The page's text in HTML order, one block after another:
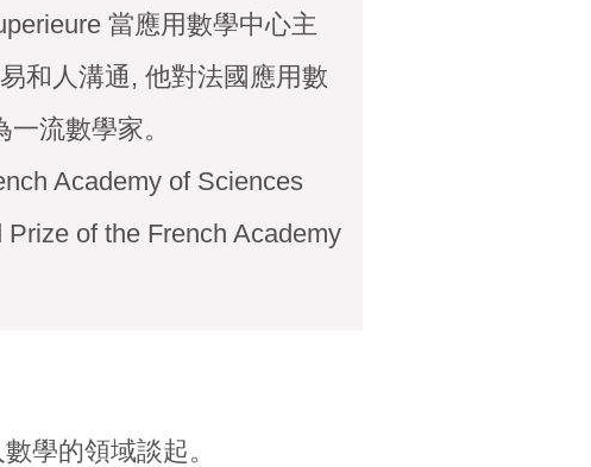
當應用數學中心主
和人溝通, 他對法國應用數
流數學家。
Academy of Sciences
of the French Academy
學的領域談起。